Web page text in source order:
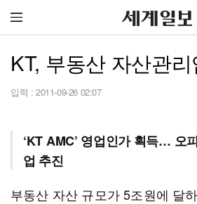
KT, 부동산 자산관
입력 : 2011-09-26 02:07
‘KT AMC’ 영업인가 획득… 오
업 추진
부동산 자산 규모가 5조원에 달